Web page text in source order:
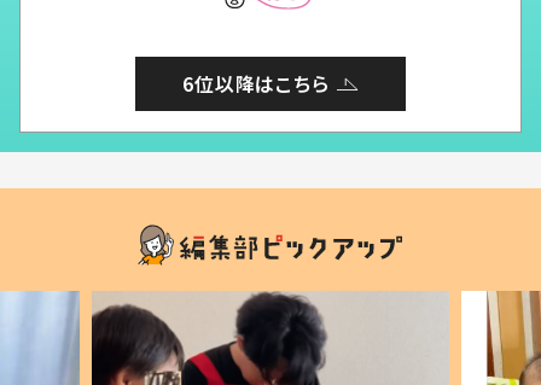
6位以降はこちら